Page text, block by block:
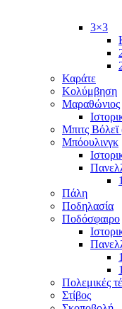
3×3
Καράτε
Κολύμβηση
Μαραθώνιος
Μπιτς
Μπόουλινγκ
Πάλη
Ποδηλασία
Ποδόσφαιρο
Πολεμικές
Στίβος